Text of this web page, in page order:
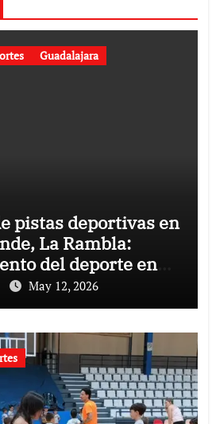
Guadalajara
pistas deportivas en
La Rambla:
del deporte en
May 12, 2026